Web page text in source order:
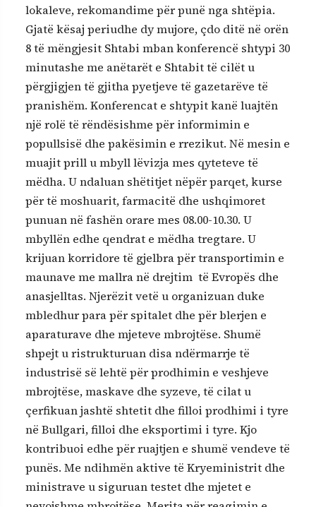
lokaleve, rekomandime për punë nga shtëpia.
Gjatë kësaj periudhe dy mujore, çdo ditë në orën
8 të mëngjesit Shtabi mban konferencë shtypi 30
minutashe me anëtarët e Shtabit të cilët u
përgjigjen të gjitha pyetjeve të gazetarëve të
pranishëm. Konferencat e shtypit kanë luajtën
një rolë të rëndësishme për informimin e
popullsisë dhe pakësimin e rrezikut. Në mesin e
muajit prill u mbyll lëvizja mes qyteteve të
mëdha. U ndaluan shëtitjet nëpër parqet, kurse
për të moshuarit, farmacitë dhe ushqimoret
punuan në fashën orare mes 08.00-10.30. U
mbyllën edhe qendrat e mëdha tregtare. U
krijuan korridore të gjelbra për transportimin e
maunave me mallra në drejtim të Evropës dhe
anasjelltas. Njerëzit vetë u organizuan duke
mbledhur para për spitalet dhe për blerjen e
aparaturave dhe mjeteve mbrojtëse. Shumë
shpejt u ristrukturuan disa ndërmarrje të
industrisë së lehtë për prodhimin e veshjeve
mbrojtëse, maskave dhe syzeve, të cilat u
çerfikuan jashtë shtetit dhe filloi prodhimi i tyre
në Bullgari, filloi dhe eksportimi i tyre. Kjo
kontribuoi edhe për ruajtjen e shumë vendeve të
punës. Me ndihmën aktive të Kryeministrit dhe
ministrave u siguruan testet dhe mjetet e